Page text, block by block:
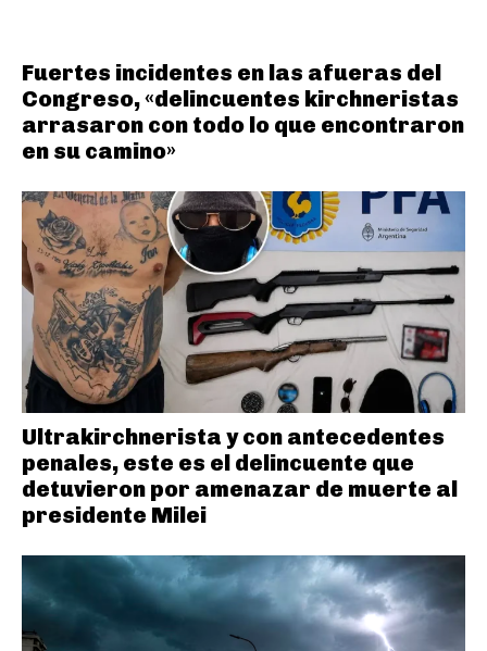
Fuertes incidentes en las afueras del
Congreso, «delincuentes kirchneristas
arrasaron con todo lo que encontraron
en su camino»
Ultrakirchnerista y con antecedentes
penales, este es el delincuente que
detuvieron por amenazar de muerte al
presidente Milei